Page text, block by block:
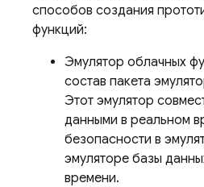
способов создания
функций:
Эмулятор облачных
состав пакета
Этот эмулятор
данными в реальном
безопасности в
эмуляторе базы
времени.